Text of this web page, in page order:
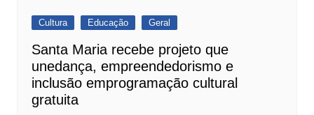
Cultura Educação Geral
Santa Maria recebe projeto que
unedança, empreendedorismo e
inclusão emprogramação cultural
gratuita